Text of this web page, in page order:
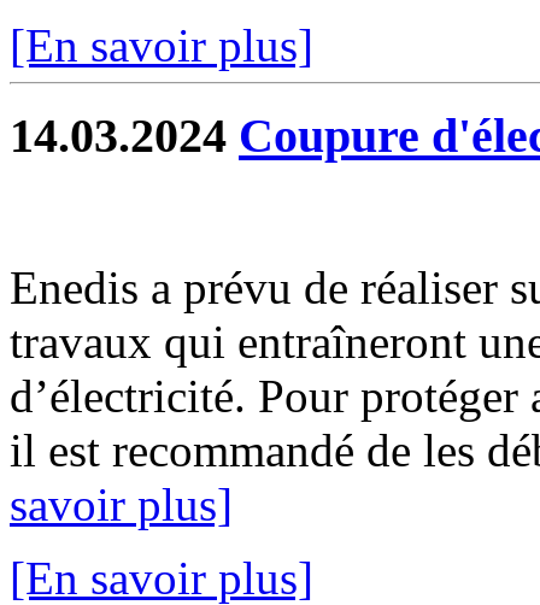
[En savoir plus]
14.03.2024 Coupure
Enedis a prévu de réaliser
travaux qui entraîneront
d’électricité. Pour protéger
il est recommandé de les
savoir plus]
[En savoir plus]